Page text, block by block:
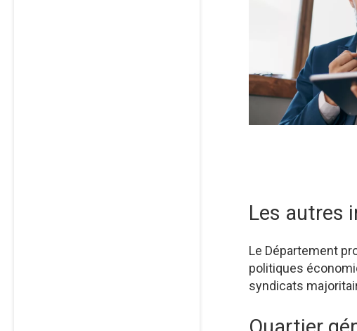
Les autres
Le Département
politiques
syndicats